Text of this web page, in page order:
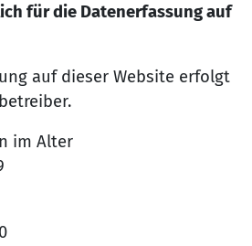
für die Datenerfassung auf
auf dieser Website erfolgt
im Alter